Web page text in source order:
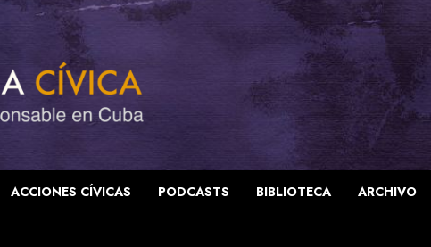
ACCIONES CÍVICAS PODCASTS BIBLIOTECA ARCHIVO